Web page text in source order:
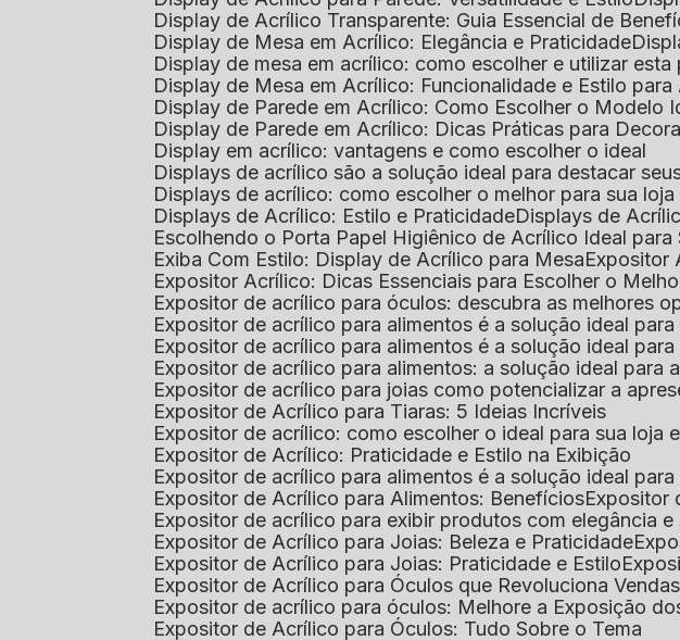
Display de Acrílico Transparente: Guia Essencial de
Display de Mesa em Acrílico: Elegância e Praticidade
Display de mesa em acrílico: como escolher e utilizar
Display de Mesa em Acrílico: Funcionalidade e Estilo
Display de Parede em Acrílico: Como Escolher o Modelo
Display de Parede em Acrílico: Dicas Práticas para
Display em acrílico: vantagens e como escolher o ideal
Displays de acrílico são a solução ideal para destacar
Displays de acrílico: como escolher o melhor para sua
Displays de Acrílico: Estilo e Praticidade
Displays de
Escolhendo o Porta Papel Higiênico de Acrílico Ideal para
Exiba Com Estilo: Display de Acrílico para Mesa
Expositor Acrílico: Dicas Essenciais para Escolher o
Expositor de acrílico para óculos: descubra as melhores
Expositor de acrílico para alimentos é a solução ideal
Expositor de acrílico para alimentos é a solução ideal
Expositor de acrílico para alimentos: a solução ideal para
Expositor de acrílico para joias como potencializar a
Expositor de Acrílico para Tiaras: 5 Ideias Incríveis
Expositor de acrílico: como escolher o ideal para sua loja
Expositor de Acrílico: Praticidade e Estilo na Exibição
Expositor de acrílico para alimentos é a solução ideal
Expositor de Acrílico para Alimentos: Benefícios
Expositor de acrílico para exibir produtos com elegância e
Expositor de Acrílico para Joias: Beleza e Praticidade
Expositor de Acrílico para Joias: Praticidade e Estilo
Expositor de Acrílico para Óculos que Revoluciona Vendas
Expositor de acrílico para óculos: Melhore a Exposição
Expositor de Acrílico para Óculos: Tudo Sobre o Tema